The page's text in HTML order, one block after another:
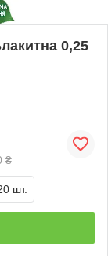
0,25
₴
шт.